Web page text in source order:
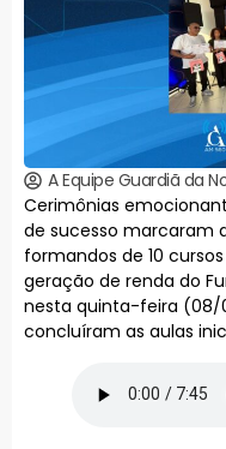
A Equipe Guardiã da
Cerimônias
de sucesso marcaram
formandos de 10
geração de renda do
nesta quinta-feira (08/
concluíram as aulas